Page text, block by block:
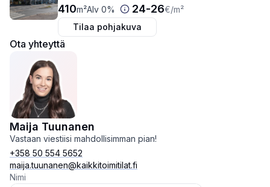
410m²Alv 0% 24-26€/m²
Tilaa pohjakuva
Ota yhteyttä
Maija Tuunanen
Vastaan viestiisi mahdollisimman pian!
+358 50 554 5652
maija.tuunanen@kaikkitoimitilat.fi
Nimi